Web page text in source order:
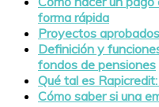
forma rápida
Proyectos
Definición y
fondos de pensiones
Qué tal es
Cómo saber si una